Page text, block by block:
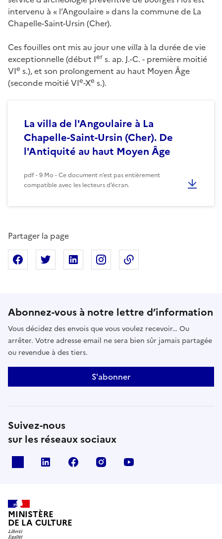
intervenu à « l’Angoulaire » dans la commune de La
Chapelle-Saint-Ursin (Cher).
Ces fouilles ont mis au jour une villa à la durée de vie
exceptionnelle (début Ier s. ap. J.-C. - première moitié
VIe s.), et son prolongement au haut Moyen Âge
(seconde moitié VIe-Xe s.).
La villa de l'Angoulaire à La
Chapelle-Saint-Ursin (Cher). De
l'Antiquité au haut Moyen Âge
pdf - 9 Mo - Ce document n’est pas entièrement
compatible avec les lecteurs d’écran.
Partager la page
Partager sur Facebook
Partager sur XPartager sur Linkedin
Partager sur Instagram
Abonnez-vous à notre lettre d’information
Vous décidez des envois que vous voulez recevoir… Ou
arrêter. Votre adresse email ne sera bien sûr jamais partagée
ou revendue à des tiers.
S'abonner
Suivez-nous
sur les réseaux sociaux
linkedin facebook instagram
MINISTÈRE
DE LA CULTURE